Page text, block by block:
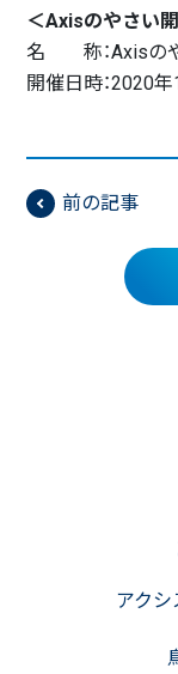
＜Axisのやさい
名 称：Axisの
開催日時：2020
前の記事
アク